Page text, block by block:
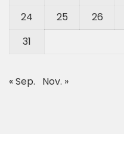
24
25 26
31
« Sep. Nov. »